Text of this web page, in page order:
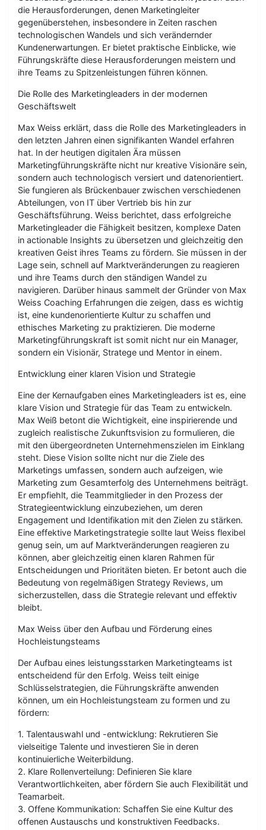
die Herausforderungen, denen Marketingleiter
gegenüberstehen, insbesondere in Zeiten raschen
technologischen Wandels und sich verändernder
Kundenerwartungen. Er bietet praktische Einblicke, wie
Führungskräfte diese Herausforderungen meistern und
ihre Teams zu Spitzenleistungen führen können.
Die Rolle des Marketingleaders in der modernen
Geschäftswelt
Max Weiss erklärt, dass die Rolle des Marketingleaders in
den letzten Jahren einen signifikanten Wandel erfahren
hat. In der heutigen digitalen Ära müssen
Marketingführungskräfte nicht nur kreative Visionäre sein,
sondern auch technologisch versiert und datenorientiert.
Sie fungieren als Brückenbauer zwischen verschiedenen
Abteilungen, von IT über Vertrieb bis hin zur
Geschäftsführung. Weiss berichtet, dass erfolgreiche
Marketingleader die Fähigkeit besitzen, komplexe Daten
in actionable Insights zu übersetzen und gleichzeitig den
kreativen Geist ihres Teams zu fördern. Sie müssen in der
Lage sein, schnell auf Marktveränderungen zu reagieren
und ihre Teams durch den ständigen Wandel zu
navigieren. Darüber hinaus sammelt der Gründer von Max
Weiss Coaching Erfahrungen die zeigen, dass es wichtig
ist, eine kundenorientierte Kultur zu schaffen und
ethisches Marketing zu praktizieren. Die moderne
Marketingführungskraft ist somit nicht nur ein Manager,
sondern ein Visionär, Stratege und Mentor in einem.
Entwicklung einer klaren Vision und Strategie
Eine der Kernaufgaben eines Marketingleaders ist es, eine
klare Vision und Strategie für das Team zu entwickeln.
Max Weiß betont die Wichtigkeit, eine inspirierende und
zugleich realistische Zukunftsvision zu formulieren, die
mit den übergeordneten Unternehmenszielen im Einklang
steht. Diese Vision sollte nicht nur die Ziele des
Marketings umfassen, sondern auch aufzeigen, wie
Marketing zum Gesamterfolg des Unternehmens beiträgt.
Er empfiehlt, die Teammitglieder in den Prozess der
Strategieentwicklung einzubeziehen, um deren
Engagement und Identifikation mit den Zielen zu stärken.
Eine effektive Marketingstrategie sollte laut Weiss flexibel
genug sein, um auf Marktveränderungen reagieren zu
können, aber gleichzeitig einen klaren Rahmen für
Entscheidungen und Prioritäten bieten. Er betont auch die
Bedeutung von regelmäßigen Strategy Reviews, um
sicherzustellen, dass die Strategie relevant und effektiv
bleibt.
Max Weiss über den Aufbau und Förderung eines
Hochleistungsteams
Der Aufbau eines leistungsstarken Marketingteams ist
entscheidend für den Erfolg. Weiss teilt einige
Schlüsselstrategien, die Führungskräfte anwenden
können, um ein Hochleistungsteam zu formen und zu
fördern:
1. Talentauswahl und -entwicklung: Rekrutieren Sie
vielseitige Talente und investieren Sie in deren
kontinuierliche Weiterbildung.
2. Klare Rollenverteilung: Definieren Sie klare
Verantwortlichkeiten, aber fördern Sie auch Flexibilität und
Teamarbeit.
3. Offene Kommunikation: Schaffen Sie eine Kultur des
offenen Austauschs und konstruktiven Feedbacks.